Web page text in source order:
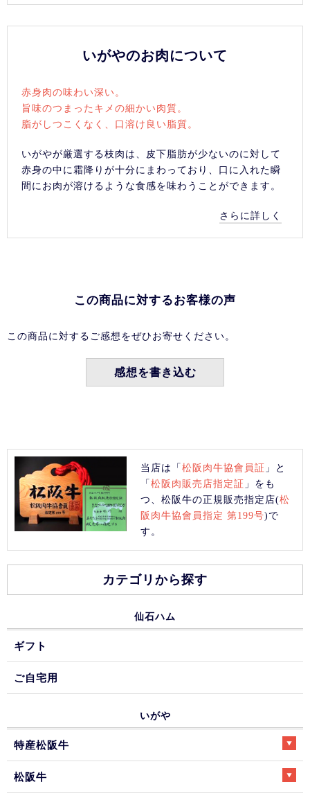
いがやのお肉について
赤身肉の味わい深い。
旨味のつまったキメの細かい肉質。
脂がしつこくなく、口溶け良い脂質。
いがやが厳選する枝肉は、皮下脂肪が少ないのに対して
赤身の中に霜降りが十分にまわっており、口に入れた瞬
間にお肉が溶けるような食感を味わうことができます。
さらに詳しく
この商品に対するお客様の声
この商品に対するご感想をぜひお寄せください。
感想を書き込む
当店は「松阪肉牛協會員証 」と
「松阪肉販売店指定証 」をも
つ、松阪牛の正規販売指定店(松
阪肉牛協會員指定 第199号)で
す。
カテゴリから探す
仙石ハム
ギフト
ご自宅用
いがや
特産松阪牛
松阪牛